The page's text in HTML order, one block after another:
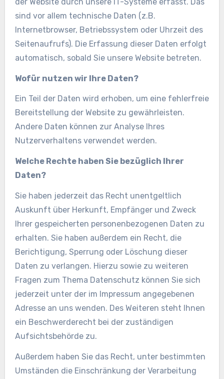
sind vor allem technische Daten (z.B.
Internetbrowser, Betriebssystem oder Uhrzeit des
Seitenaufrufs). Die Erfassung dieser Daten erfolgt
automatisch, sobald Sie unsere Website betreten.
Wofür nutzen wir Ihre Daten?
Ein Teil der Daten wird erhoben, um eine fehlerfreie
Bereitstellung der Website zu gewährleisten.
Andere Daten können zur Analyse Ihres
Nutzerverhaltens verwendet werden.
Welche Rechte haben Sie bezüglich Ihrer
Daten?
Sie haben jederzeit das Recht unentgeltlich
Auskunft über Herkunft, Empfänger und Zweck
Ihrer gespeicherten personenbezogenen Daten zu
erhalten. Sie haben außerdem ein Recht, die
Berichtigung, Sperrung oder Löschung dieser
Daten zu verlangen. Hierzu sowie zu weiteren
Fragen zum Thema Datenschutz können Sie sich
jederzeit unter der im Impressum angegebenen
Adresse an uns wenden. Des Weiteren steht Ihnen
ein Beschwerderecht bei der zuständigen
Aufsichtsbehörde zu.
Außerdem haben Sie das Recht, unter bestimmten
Umständen die Einschränkung der Verarbeitung